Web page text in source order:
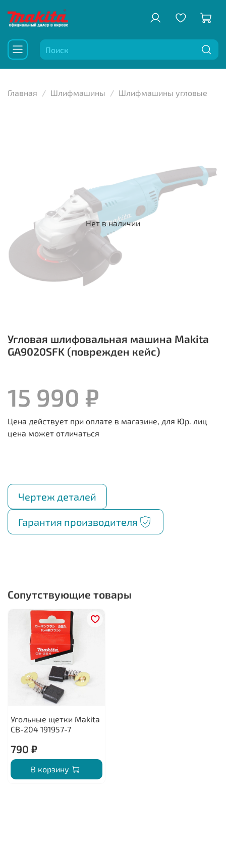
Главная Шлифмашины Шлифмашины угловые
Нет в наличии
Угловая шлифовальная машина Makita
GA9020SFK (поврежден кейс)
15 990 ₽
Чертеж деталей
Гарантия производителя
Сопутствующие товары
Угольные щетки Makita
CB-204 191957-7
790 ₽
В корзину